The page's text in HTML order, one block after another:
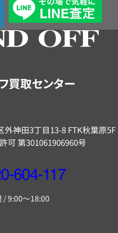
買取センター
外神田3丁目13-8 FTK秋葉原5F
可 第301061906960号
/ 9:00～18:00